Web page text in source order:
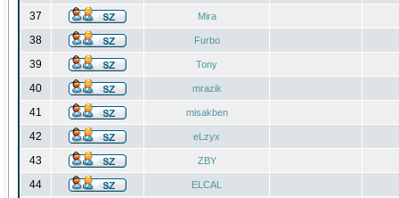
37 Mira
38 Furbo
39 Tony
40 mrazik
41 misakben
42 eLzyx
43 ZBY
44 ELCAL